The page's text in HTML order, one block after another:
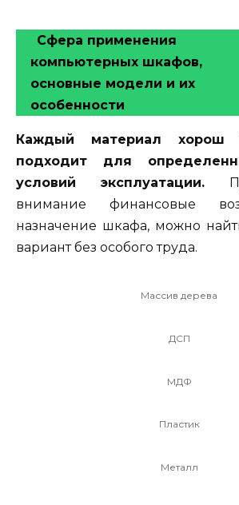
Сфера применения
компьютерных шкафов,
основные модели и их
особенности
Каждый материал хорош
подходит для
условий эксплуатации.
внимание финансовые
назначение шкафа, можно
вариант без особого труда.
Массив дерева
ДСП
МДФ
Пластик
Металл